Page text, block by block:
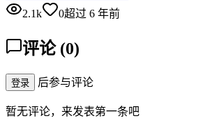
2.1k
0超过 6 年前
评论 (0)
登录 后参与评论
暂无评论，来发表第一条吧